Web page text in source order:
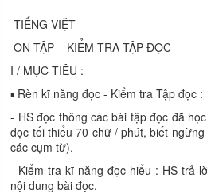
TIẾNG VIỆT
ÔN TẬP – KIỂM TRA TẬP ĐỌC
I / MỤC TIÊU :
▪ Rèn kĩ năng đọc - Kiểm tra Tập đọc :
- HS đọc thông các bài tập đọc đã
đọc tối thiểu 70 chữ / phút, biết
các cụm từ).
- Kiểm tra kĩ năng đọc hiểu : HS trả
nội dung bài đọc.